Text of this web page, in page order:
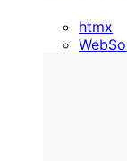
htmx